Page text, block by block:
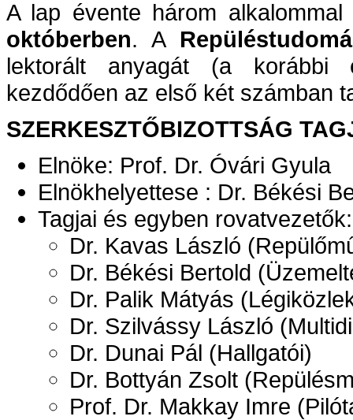
A lap évente három
októberben. A
lektorált anyagát (a korábbi
kezdődően az első két számban
SZERKESZTŐBIZOTTSÁG
Elnöke: Prof. Dr. Óvári Gyula
Elnökhelyettese : Dr. Békési
Tagjai és egyben rovatvezetők:
Dr. Kavas László
Dr. Békési Bertold
Dr. Palik Mátyás
Dr. Szilvássy László
Dr. Dunai Pál (Hallgatói)
Dr. Bottyán Zsolt
Prof. Dr. Makkay Imre